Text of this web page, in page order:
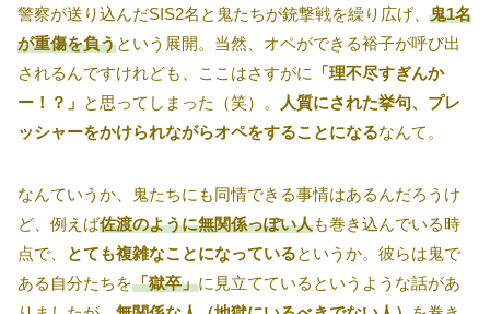
警察が送り込んだSIS2名と鬼たちが銃撃戦を繰り広げ、 鬼1名
が重傷を負うという展開。当然、オペができる裕子が呼び出
されるんですけれども、ここはさすがに
「理不尽すぎんか
ー！？」 と思ってしまった（笑）。
人質にされた挙句、プレ
ッシャーをかけられながらオペをすることになるなんて。
なんていうか、鬼たちにも同情できる事情はあるんだろうけ
ど、例えば佐渡のように無関係っぽい人も巻き込んでいる時
点で、
とても複雑なことになっているというか。彼らは鬼で
ある自分たちを「獄卒」に見立てているというような話があ